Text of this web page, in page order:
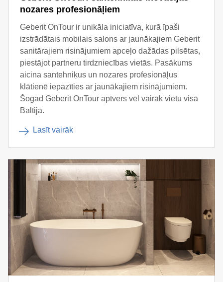
nozares profesionāļiem
Geberit OnTour ir unikāla iniciatīva, kurā īpaši
izstrādātais mobilais salons ar jaunākajiem Geberit
sanitārajiem risinājumiem apceļo dažādas pilsētas,
piestājot partneru tirdzniecības vietās. Pasākums
aicina santehniķus un nozares profesionāļus
klātienē iepazīties ar jaunākajiem risinājumiem.
Šogad Geberit OnTour aptvers vēl vairāk vietu visā
Baltijā.
Lasīt vairāk